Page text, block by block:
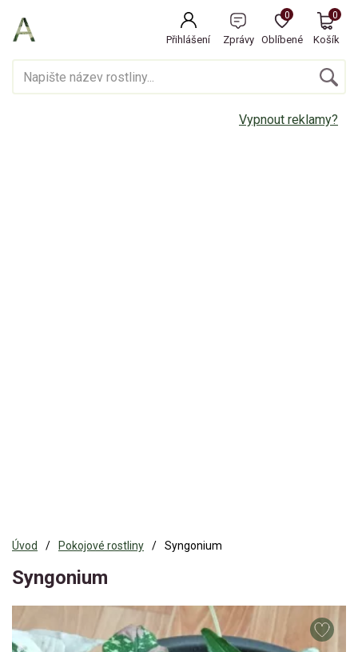
Přihlášení Zprávy Oblíbené
0
Košík
0
Vypnout reklamy?
Úvod Pokojové rostliny Syngonium
Syngonium